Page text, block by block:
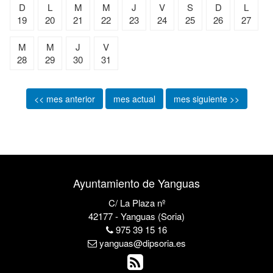
D
19
L
20
M
21
M
22
J
23
V
24
S
25
D
26
L
27
M
28
M
29
J
30
V
31
<< mes anterior mes actual mes siguiente >>
Ayuntamiento de Yanguas
C/ La Plaza nº
42177 - Yanguas (Soria)
975 39 15 16
yanguas@dipsoria.es